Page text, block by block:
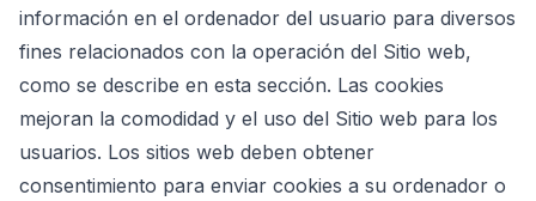
información en el ordenador del usuario para diversos
fines relacionados con la operación del Sitio web,
como se describe en esta sección. Las cookies
mejoran la comodidad y el uso del Sitio web para los
usuarios. Los sitios web deben obtener
consentimiento para enviar cookies a su ordenador o